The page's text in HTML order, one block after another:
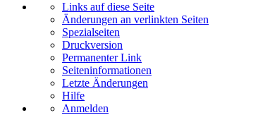
Links auf diese Seite
Änderungen an verlinkten Seiten
Spezialseiten
Druckversion
Permanenter Link
Seiten­informationen
Letzte Änderungen
Hilfe
Anmelden